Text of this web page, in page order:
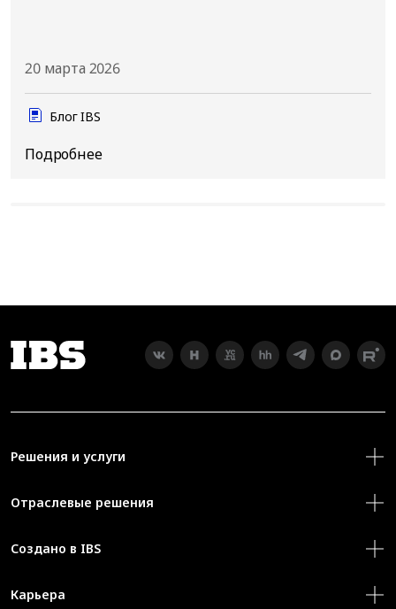
20 марта 2026
Блог IBS
Решения и услуги
Отраслевые решения
Создано в IBS
Карьера